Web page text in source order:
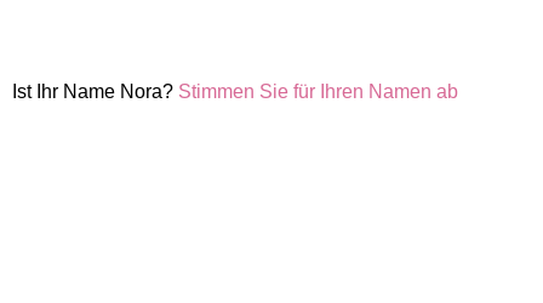
Ist Ihr Name Nora? Stimmen Sie für Ihren Namen ab